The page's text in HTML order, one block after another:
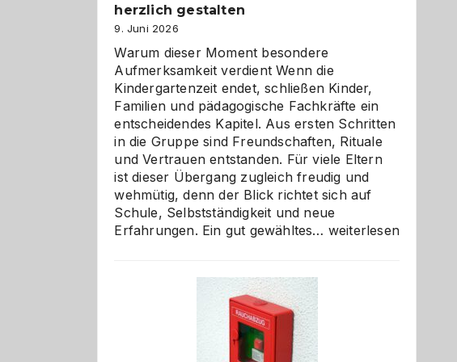
herzlich gestalten
9. Juni 2026
Warum dieser Moment besondere
Aufmerksamkeit verdient Wenn die
Kindergartenzeit endet, schließen Kinder,
Familien und pädagogische Fachkräfte ein
entscheidendes Kapitel. Aus ersten Schritten
in die Gruppe sind Freundschaften, Rituale
und Vertrauen entstanden. Für viele Eltern
ist dieser Übergang zugleich freudig und
wehmütig, denn der Blick richtet sich auf
Schule, Selbstständigkeit und neue
Erfahrungen. Ein gut gewähltes… Abschied
weiterlesen